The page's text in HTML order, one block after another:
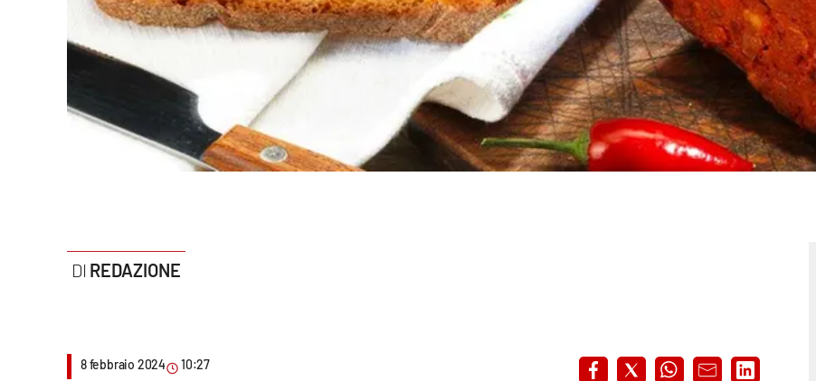
Parchi Marini Calabria
Imprese Di Calabria
REDAZIONE
8 febbraio 2024 10:27